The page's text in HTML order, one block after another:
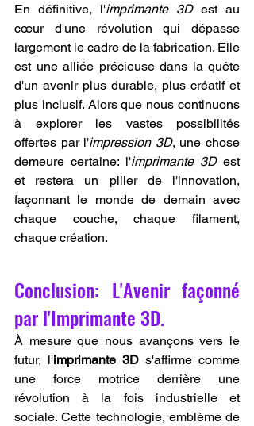
En définitive, l'imprimante 3D est au
cœur d'une révolution qui dépasse
largement le cadre de la fabrication. Elle
est une alliée précieuse dans la quête
d'un avenir plus durable, plus créatif et
plus inclusif. Alors que nous continuons
à explorer les vastes possibilités
offertes par l'impression 3D, une chose
demeure certaine: l'imprimante 3D est
et restera un pilier de l'innovation,
façonnant le monde de demain avec
chaque couche, chaque filament,
chaque création.
Conclusion: L'Avenir façonné
par l'Imprimante 3D.
À mesure que nous avançons vers le
futur, l'imprimante 3D s'affirme comme
une force motrice derrière une
révolution à la fois industrielle et
sociale. Cette technologie, emblème de